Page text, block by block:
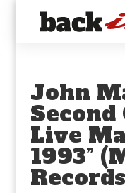
John
Live
1993”